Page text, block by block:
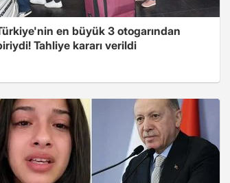
en büyük 3 otogarından
Tahliye kararı verildi